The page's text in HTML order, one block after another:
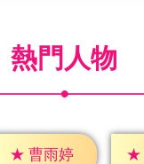
熱門人物
★ 曹雨婷 ★